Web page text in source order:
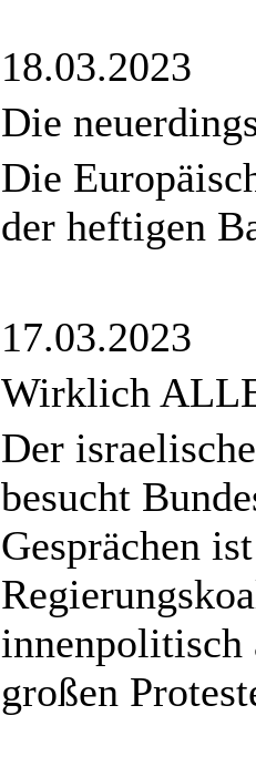
18.03.2023
Die
Die
der heftigen
17.03.2023
Wirklich
Der
besucht
Gesprächen
innenpolitisch
großen